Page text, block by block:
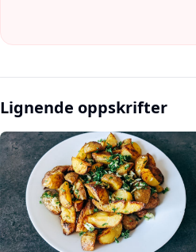
Lignende oppskrifter